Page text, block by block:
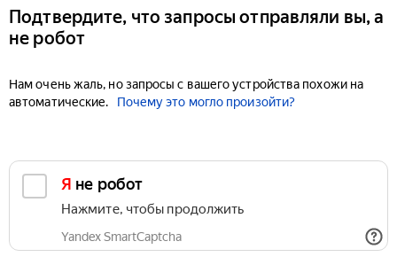
Подтвердите, что запросы отправляли вы, а
не робот
Нам очень жаль, но запросы с вашего устройства похожи на
автоматические.
Почему это могло произойти?
Я не робот
Нажмите, чтобы продолжить
Yandex SmartCaptcha